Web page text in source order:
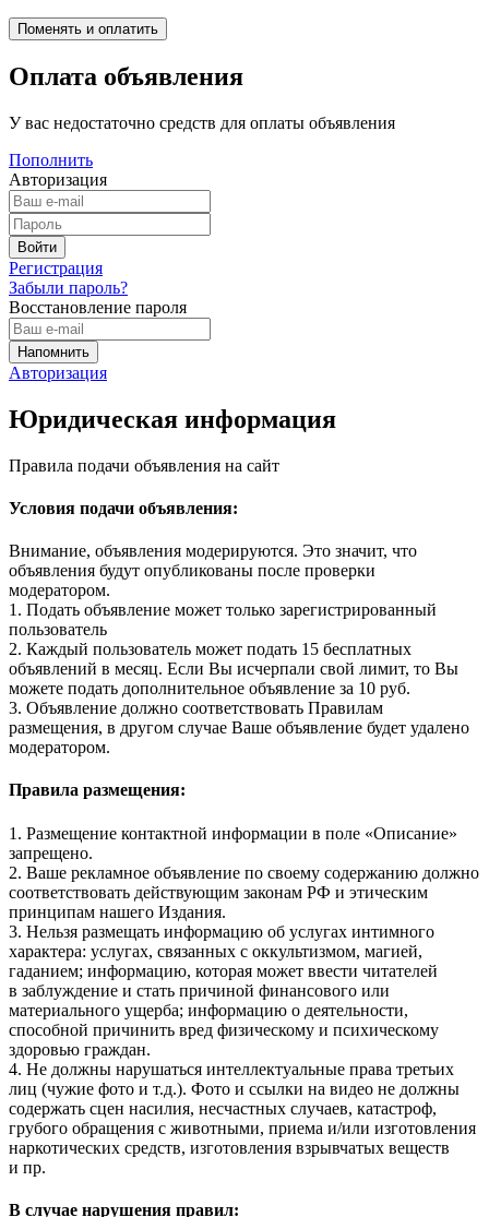
Оплата объявления
У вас недостаточно средств для оплаты объявления
Пополнить
Авторизация
Регистрация
Забыли пароль?
Восстановление пароля
Авторизация
Юридическая информация
Правила подачи объявления на сайт
Условия подачи объявления:
Внимание, объявления модерируются. Это значит, что
объявления будут опубликованы после проверки
модератором.
1. Подать объявление может только зарегистрированный
пользователь
2. Каждый пользователь может подать 15 бесплатных
объявлений в месяц. Если Вы исчерпали свой лимит, то Вы
можете подать дополнительное объявление за 10 руб.
3. Объявление должно соответствовать Правилам
размещения, в другом случае Ваше объявление будет удалено
модератором.
Правила размещения:
1. Размещение контактной информации в поле «Описание»
запрещено.
2. Ваше рекламное объявление по своему содержанию должно
соответствовать действующим законам РФ и этическим
принципам нашего Издания.
3. Нельзя размещать информацию об услугах интимного
характера: услугах, связанных с оккультизмом, магией,
гаданием; информацию, которая может ввести читателей
в заблуждение и стать причиной финансового или
материального ущерба; информацию о деятельности,
способной причинить вред физическому и психическому
здоровью граждан.
4. Не должны нарушаться интеллектуальные права третьих
лиц (чужие фото и т.д.). Фото и ссылки на видео не должны
содержать сцен насилия, несчастных случаев, катастроф,
грубого обращения с животными, приема и/или изготовления
наркотических средств, изготовления взрывчатых веществ
и пр.
В случае нарушения правил: